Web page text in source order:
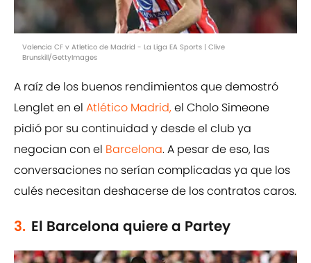
Valencia CF v Atletico de Madrid - La Liga EA Sports | Clive
Brunskill/GettyImages
A raíz de los buenos rendimientos que demostró
Lenglet en el Atlético Madrid,el Cholo Simeone
pidió por su continuidad y desde el club ya
negocian con el Barcelona. A pesar de eso, las
conversaciones no serían complicadas ya que los
culés necesitan deshacerse de los contratos caros.
3. El Barcelona quiere a Partey